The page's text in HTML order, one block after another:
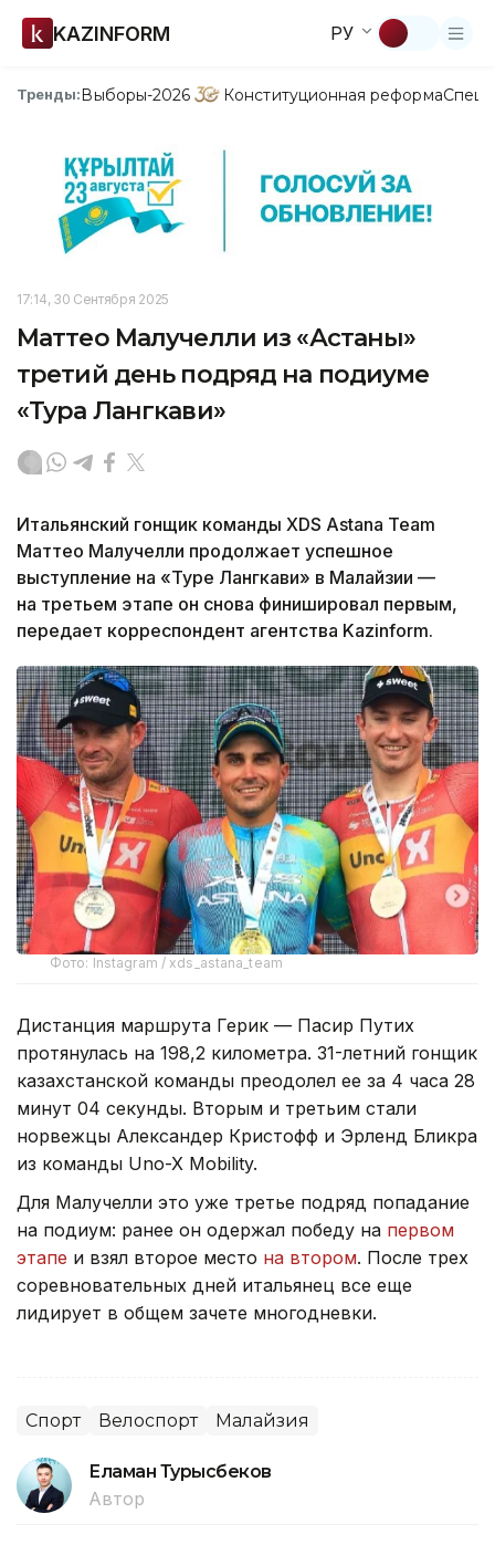
KAZINFORM РУ
Тренды:Выборы-2026 Конституционная реформа
17:14, 30 Сентября 2025
Маттео Малучелли из «Астаны»
третий день подряд на подиуме
«Тура Лангкави»
Итальянский гонщик команды XDS Astana Team
Маттео Малучелли продолжает успешное
выступление на «Туре Лангкави» в Малайзии —
на третьем этапе он снова финишировал первым,
передает корреспондент агентства Kazinform.
Фото: Instagram / xds_astana_team
Дистанция маршрута Герик — Пасир Путих
протянулась на 198,2 километра. 31-летний гонщик
казахстанской команды преодолел ее за 4 часа 28
минут 04 секунды. Вторым и третьим стали
норвежцы Александер Кристофф и Эрленд Бликра
из команды Uno-X Mobility.
Для Малучелли это уже третье подряд попадание
на подиум: ранее он одержал победу на первом
этапе и взял второе место на втором. После трех
соревновательных дней итальянец все еще
лидирует в общем зачете многодневки.
Спорт Велоспорт Малайзия
Еламан Турысбеков
Автор